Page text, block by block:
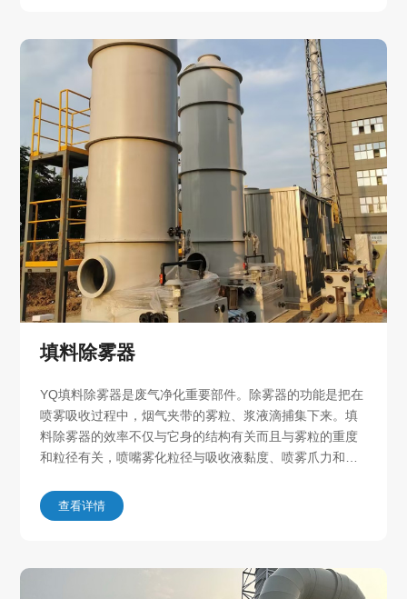
填料除雾器
YQ填料除雾器是废气净化重要部件。除雾器的功能是把在
喷雾吸收过程中，烟气夹带的雾粒、浆液滴捕集下来。填
料除雾器的效率不仅与它身的结构有关而且与雾粒的重度
和粒径有关，喷嘴雾化粒径与吸收液黏度、喷雾爪力和喷
的除雾效果。
查看详情